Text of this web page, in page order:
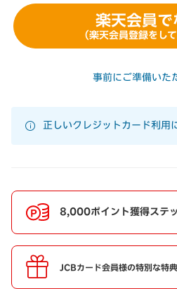
楽天会員で
（楽天会員登録をし
事前にご準備いた
正しいクレジットカード利用
8,000ポイント獲得ステ
JCBカード会員様の特別な特典